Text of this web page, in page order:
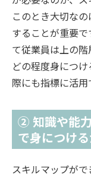
このとき大切な
することが重要
て従業員は上の
どの程度身につ
際にも指標に活用
② 知識や能
で身につけ
スキルマップが